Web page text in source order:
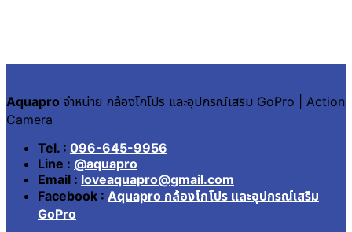
Aquapro จำหน่าย กล้องโกโปร และอุปกรณ์เสริม GoPro | Action
Camera
Tel. : 096-645-9956
Line : @aquapro
Email : loveaquapro@gmail.com
Facebook : Aquapro กล้องโกโปร และอุปกรณ์เสริม
GoPro